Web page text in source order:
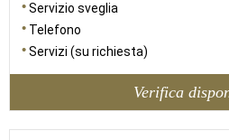
Servizio sveglia
Telefono
Servizi (su richiesta)
Verifica